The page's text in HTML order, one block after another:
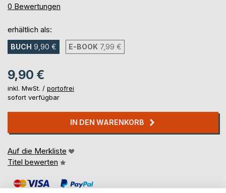
0%
0 Bewertungen
erhältlich als:
BUCH 9,90 € E-BOOK 7,99 €
9,90 €
inkl. MwSt. / portofrei
sofort verfügbar
IN DEN WARENKORB
Auf die Merkliste
Titel bewerten